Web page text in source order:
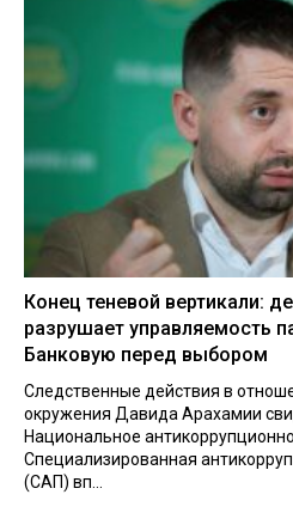
Конец теневой вертикали:
разрушает управляемость
Банковую перед выбором
Следственные действия в
окружения Давида Арахамии
Национальное
Специализированная
(САП) вп...